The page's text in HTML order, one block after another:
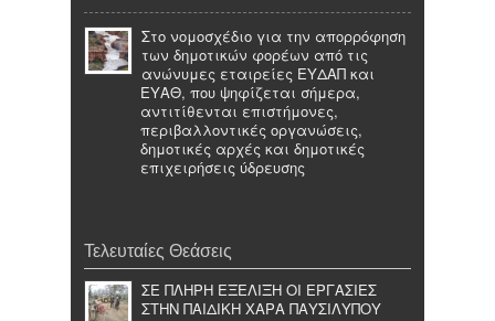
Στο νομοσχέδιο για την απορρόφηση
των δημοτικών φορέων από τις
ανώνυμες εταιρείες ΕΥΔΑΠ και
ΕΥΑΘ, που ψηφίζεται σήμερα,
αντιτίθενται επιστήμονες,
περιβαλλοντικές οργανώσεις,
δημοτικές αρχές και δημοτικές
επιχειρήσεις ύδρευσης
Τελευταίες Θεάσεις
ΣΕ ΠΛΗΡΗ ΕΞΕΛΙΞΗ ΟΙ ΕΡΓΑΣΙΕΣ
ΣΤΗΝ ΠΑΙΔΙΚΗ ΧΑΡΑ ΠΑΥΣΙΛΥΠΟΥ